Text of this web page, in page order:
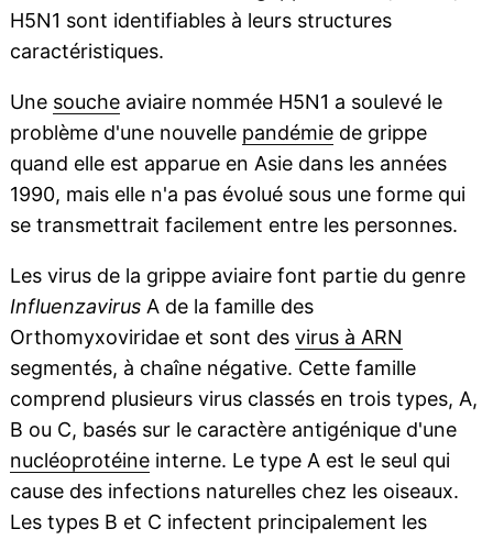
H5N1 sont identifiables à leurs structures
caractéristiques.
Une soucheaviaire nommée H5N1 a soulevé le
problème d'une nouvelle pandémiede grippe
quand elle est apparue en Asie dans les années
1990, mais elle n'a pas évolué sous une forme qui
se transmettrait facilement entre les personnes.
Les virus de la grippe aviaire font partie du genre
InfluenzavirusA de la famille des
Orthomyxoviridae et sont des virus à ARN
segmentés, à chaîne négative. Cette famille
comprend plusieurs virus classés en trois types, A,
B ou C, basés sur le caractère antigénique d'une
nucléoprotéineinterne. Le type A est le seul qui
cause des infections naturelles chez les oiseaux.
Les types B et C infectent principalement les